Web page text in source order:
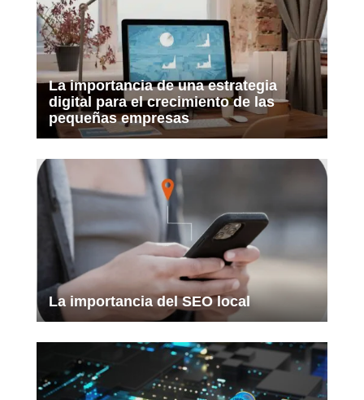
La importancia de una estrategia
digital para el crecimiento de las
pequeñas empresas
La importancia del SEO local